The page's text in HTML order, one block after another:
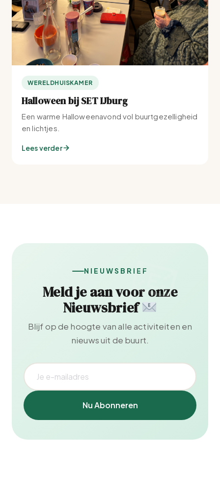
WERELDHUISKAMER
Halloween bij SET IJburg
Een warme Halloweenavond vol buurtgezelligheid
en lichtjes.
Lees verder
NIEUWSBRIEF
Meld je aan voor onze
Nieuwsbrief
Blijf op de hoogte van alle activiteiten en
nieuws uit de buurt.
Nu Abonneren